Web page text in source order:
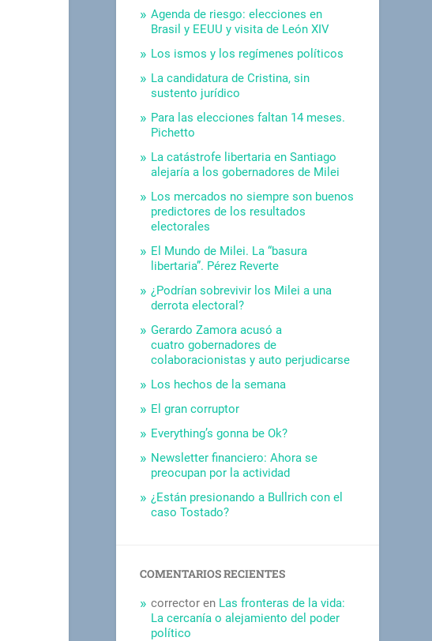
Agenda de riesgo: elecciones en
Brasil y EEUU y visita de León XIV
Los ismos y los regímenes políticos
La candidatura de Cristina, sin
sustento jurídico
Para las elecciones faltan 14 meses.
Pichetto
La catástrofe libertaria en Santiago
alejaría a los gobernadores de Milei
Los mercados no siempre son buenos
predictores de los resultados
electorales
El Mundo de Milei. La “basura
libertaria”. Pérez Reverte
¿Podrían sobrevivir los Milei a una
derrota electoral?
Gerardo Zamora acusó a
cuatro gobernadores de
colaboracionistas y auto perjudicarse
Los hechos de la semana
El gran corruptor
Everything’s gonna be Ok?
Newsletter financiero: Ahora se
preocupan por la actividad
¿Están presionando a Bullrich con el
caso Tostado?
COMENTARIOS RECIENTES
corrector en Las fronteras de la vida:
La cercanía o alejamiento del poder
político